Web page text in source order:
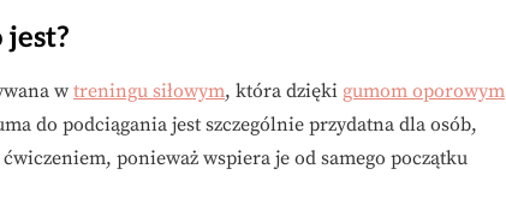
wtreningu siłowym, która dzięki gumom oporowym
do podciągania jest szczególnie przydatna dla osób,
ponieważ wspiera je od samego początku